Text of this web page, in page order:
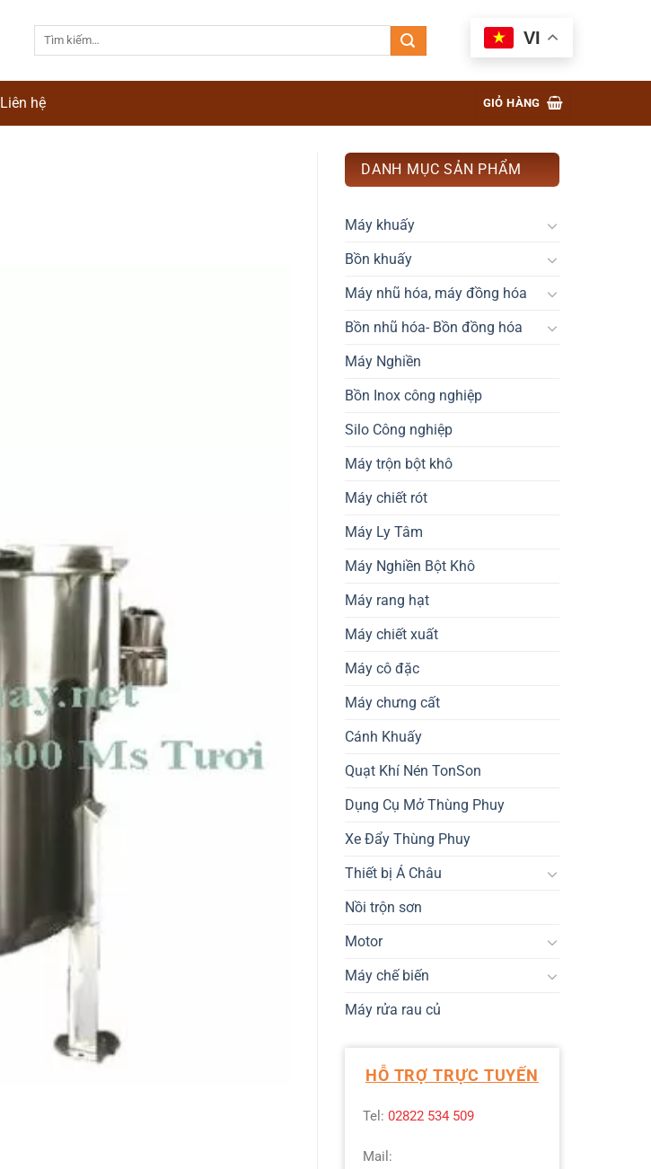
VI
Liên hệ GIỎ HÀNG
DANH MỤC SẢN PHẨM
Máy khuấy
Bồn khuấy
Máy nhũ hóa, máy đồng hóa
Bồn nhũ hóa- Bồn đồng hóa
Máy Nghiền
Bồn Inox công nghiệp
Silo Công nghiệp
Máy trộn bột khô
Máy chiết rót
Máy Ly Tâm
Máy Nghiền Bột Khô
Máy rang hạt
Máy chiết xuất
Máy cô đặc
Máy chưng cất
Cánh Khuấy
Quạt Khí Nén TonSon
Dụng Cụ Mở Thùng Phuy
Xe Đẩy Thùng Phuy
Thiết bị Á Châu
Nồi trộn sơn
Motor
Máy chế biến
Máy rửa rau củ
HỖ TRỢ TRỰC TUYẾN
Tel: 02822 534 509
Mail: